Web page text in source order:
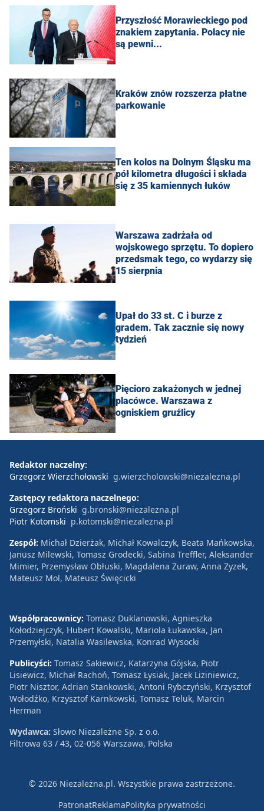
Przyszłość Morawieckiego pod
znakiem zapytania. Polacy nie
są pewni...
Kraków znów rozszerza płatne
parkowanie
Ten kolos na Dolnym Śląsku ma
pół kilometra długości i składa
się z 35 kamiennych łuków
Warszawa zadrżała od
wojskowego sprzętu. To dopiero
przedsmak tego, co wydarzy się
15 sierpnia
Upał do 33 st. C i burze z
gradem. Tak zacznie się nowy
tydzień
Pięcioro zakażonych w jednej
placówce. Warszawa z
ogniskiem gruźlicy
Redaktor naczelny:
Grzegorz Wierzchołowski g.wierzcholowski@niezalezna.pl
Zastępcy redaktora naczelnego:
Grzegorz Broński g.bronski@niezalezna.pl
Piotr Kotomski p.kotomski@niezalezna.pl
Zespół: Michał Dzierżak, Michał Kowalczyk, Beata Mańkowska,
Janusz Milewski, Tomasz Grodecki, Sabina Treffler, Aleksander
Mimier, Przemysław Obłuski, Magdalena Żuraw, Anna Zyzek,
Mateusz Mol, Mateusz Święcicki
Współpracownicy: Tomasz Duklanowski, Agnieszka
Kołodziejczyk, Hubert Kowalski, Mariola Łukawska, Jan
Przemyłski, Natalia Wasilewska, Konrad Wysocki
Publicyści: Tomasz Sakiewicz, Katarzyna Gójska, Piotr
Lisiewicz, Michał Rachoń, Tomasz Łysiak, Jacek Liziniewicz,
Piotr Nisztor, Adrian Stankowski, Antoni Rybczyński, Krzysztof
Wołodźko, Krzysztof Karnkowski, Tomasz Teluk, Marcin
Herman
Wydawca: Słowo Niezależne Sp. z o.o.
Filtrowa 63 / 43, 02-056 Warszawa, Polska
© 2026 Niezależna.pl. Wszystkie prawa zastrzeżone.
PatronatReklamaPolityka prywatności